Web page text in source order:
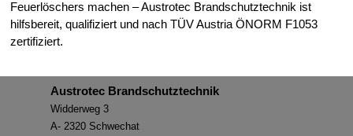
Feuerlöschers machen – Austrotec Brandschutztechnik ist
hilfsbereit, qualifiziert und nach TÜV Austria ÖNORM F1053
zertifiziert.
Austrotec Brandschutztechnik
Widderweg 3
A- 2320 Schwechat